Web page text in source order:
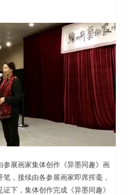
参展画家集体创作《异墨同趣》画
，接续由各参展画家即席挥毫，
下，集体创作完成《异墨同趣》